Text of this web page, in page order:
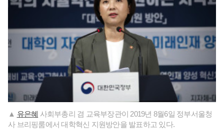
▲ 유은혜 사회부총리 겸 교육부장관이 2019년 8월6일 정부서울청
사 브리핑룸에서 대학혁신 지원방안을 발표하고 있다.